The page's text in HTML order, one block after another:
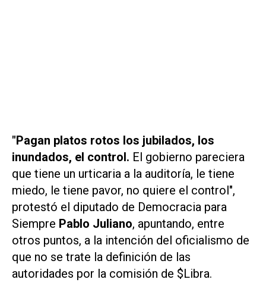
"Pagan platos rotos los jubilados, los
inundados, el control. El gobierno pareciera
que tiene un urticaria a la auditoría, le tiene
miedo, le tiene pavor, no quiere el control",
protestó el diputado de Democracia para
Siempre Pablo Juliano, apuntando, entre
otros puntos, a la intención del oficialismo de
que no se trate la definición de las
autoridades por la comisión de $Libra.